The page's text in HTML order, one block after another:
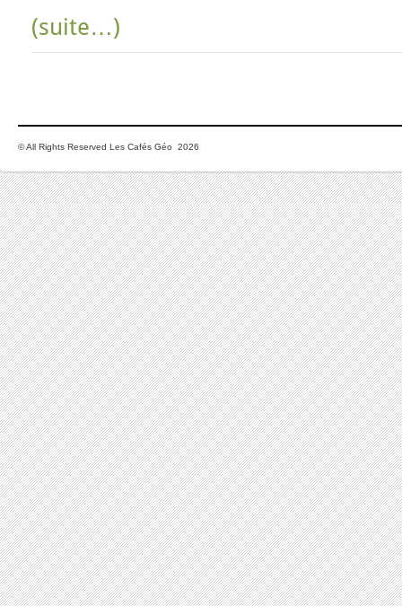
(suite…)
© All Rights Reserved Les Cafés Géo 2026